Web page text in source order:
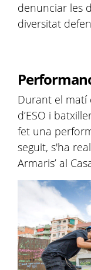
denunciar les
diversitat
Durant el matí
d’ESO i
fet una
seguit, s'ha
Armaris’ al